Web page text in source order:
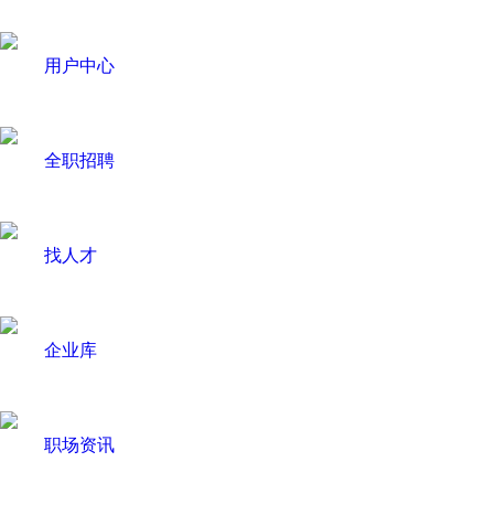
用户中心
全职招聘
找人才
企业库
职场资讯